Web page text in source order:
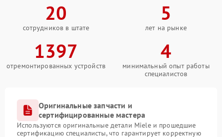
20
сотрудников в штате
5
лет на рынке
1397
отремонтированных устройств
4
минимальный опыт работы
специалистов
Оригинальные запчасти и
сертифицированные мастера
Используются оригинальные детали Miele и прошедшие
сертификацию специалисты, что гарантирует корректную